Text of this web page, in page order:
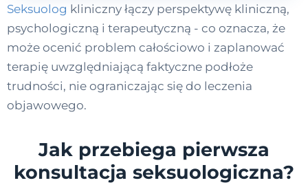
Seksuolog kliniczny łączy perspektywę kliniczną,
psychologiczną i terapeutyczną - co oznacza, że
może ocenić problem całościowo i zaplanować
terapię uwzględniającą faktyczne podłoże
trudności, nie ograniczając się do leczenia
objawowego.
Jak przebiega pierwsza
konsultacja seksuologiczna?